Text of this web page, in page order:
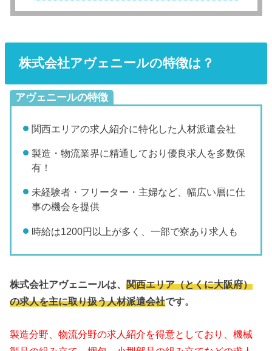
株式会社アヴェニールの特徴は？
アヴェニールの特徴
関西エリアの求人紹介に特化した人材派遣会社
製造・物流業界に精通しており優良求人を多数保
有！
未経験者・フリーター・主婦など、幅広い層に仕
事の機会を提供
時給は1200円以上が多く、一部で寮あり求人も
株式会社アヴェニールは、関西エリア（とくに大阪府）
の求人を主に取り扱う人材派遣会社です。
製造分野、物流分野の求人紹介を得意としており、機械